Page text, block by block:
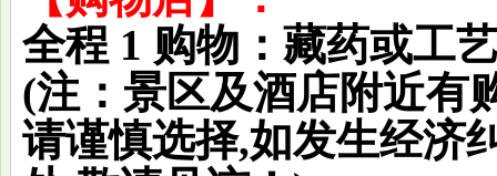
全程 1 购物：藏药或工
(注：景区及酒店附近有
请谨慎选择,如发生经济